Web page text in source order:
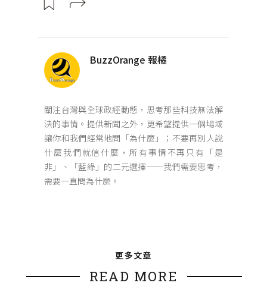
BuzzOrange 報橘
關注台灣與全球政經動態，思考那些科技無法解
決的事情。提供新聞之外，更希望提供一個場域
讓你和我們經常地問「為什麼」；不要再別人說
什麼我們就信什麼，所有事情不再只有「是
非」、「藍綠」的二元選擇——我們需要思考，
需要一直問為什麼。
更多文章
READ MORE